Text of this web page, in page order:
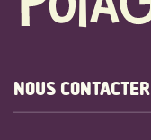
NOUS CONTACTER